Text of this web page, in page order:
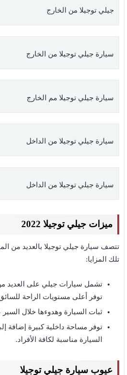
جيلي توجيلا من الخارج
سيارة جيلي توجيلا من الخارج
سيارة جيلي توجيلا مم الخارج
سيارة جيلي توجيلا من الداخل
سيارة جيلي توجيلا من الداخل
ميزات جيلي توجيلا 2022
تتصف سيارة جيلي توجيلا بالعديد من
تلك المزايا:
تشمل سيارات جيلي على العديد من
توفر أعلى مستويات الراحة
ثبات السيارة وهدوءها خلال
توفر مساحة داخلية كبيرة إضافة
السيارة مناسبة لكافة الأفراد.
عيوب سيارة جيلي توجيلا